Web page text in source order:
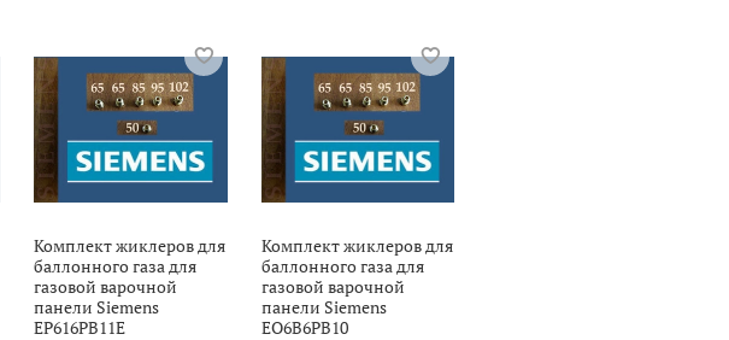
Комплект жиклеров для
баллонного газа для
газовой варочной
панели Siemens
EP616PB11E
Комплект жиклеров для
баллонного газа для
газовой варочной
панели Siemens
EO6B6PB10